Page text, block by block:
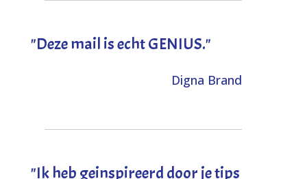
"Deze mail is echt GENIUS."
Digna Brand
"Ik heb geinspireerd door je tips